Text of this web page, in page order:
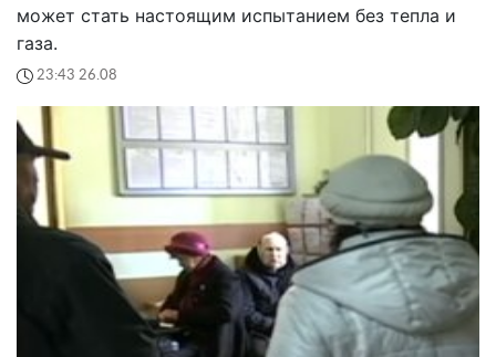
может стать настоящим испытанием без тепла и
газа.
23:43 26.08